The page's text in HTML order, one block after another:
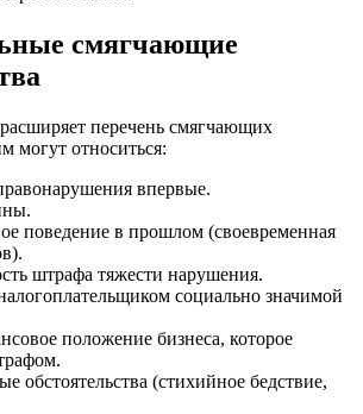
смягчающие
перечень смягчающих
могут относиться:
впервые.
поведение в прошлом (своевременная
штрафа тяжести нарушения.
социально значимой
положение бизнеса, которое
обстоятельства (стихийное бедствие,